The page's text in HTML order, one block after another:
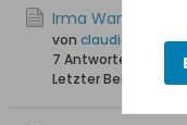
Irma Wanda
von claudia-
7 Antworten
142 Hits
Letzter Beitrag